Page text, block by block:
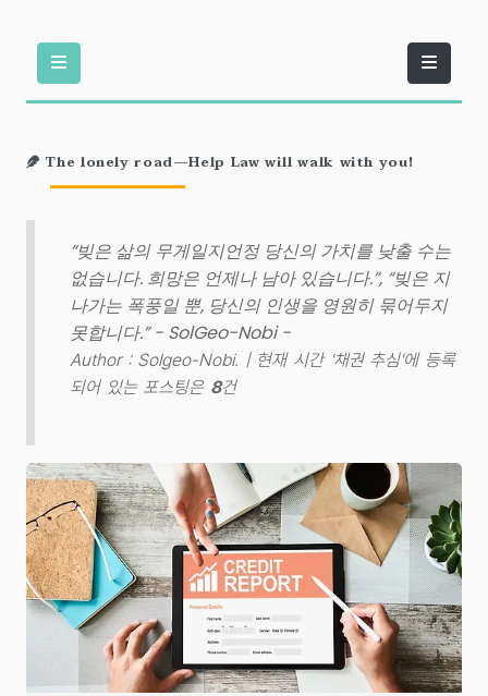
The lonely road—Help Law will walk with you!
“빚은 삶의 무게일지언정 당신의 가치를 낮출 수는
없습니다. 희망은 언제나 남아 있습니다.”, “빚은 지
나가는 폭풍일 뿐, 당신의 인생을 영원히 묶어두지
못합니다.” - SolGeo-Nobi -
Author : Solgeo-Nobi. | 현재 시간 '채권 추심'에 등록
되어 있는 포스팅은 8건